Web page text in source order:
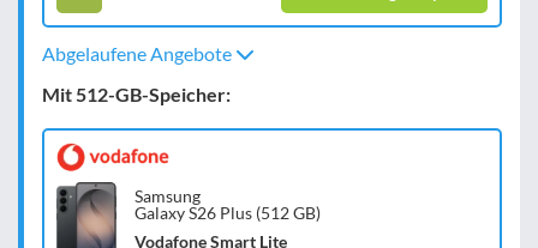
Abgelaufene Angebote
Mit 512-GB-Speicher:
Samsung
Galaxy S26 Plus (512 GB)
Vodafone Smart Lite